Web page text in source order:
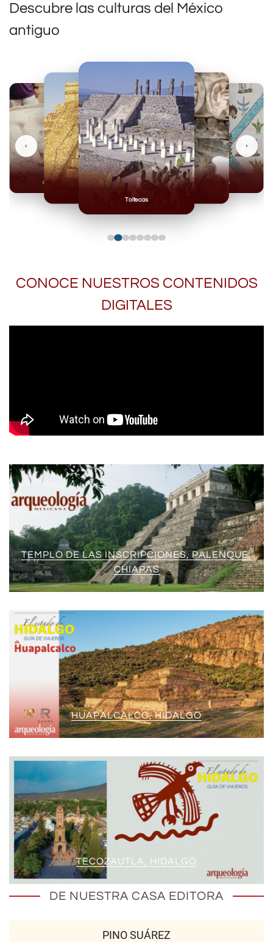
Descubre las culturas del México
antiguo
Toltecas
Mexicas
Olmecas
‹ ›
CONOCE NUESTROS CONTENIDOS
DIGITALES
TEMPLO DE LAS INSCRIPCIONES, PALENQUE,
CHIAPAS
HUAPALCALCO, HIDALGO
TECOZAUTLA, HIDALGO
DE NUESTRA CASA EDITORA
PINO SUÁREZ